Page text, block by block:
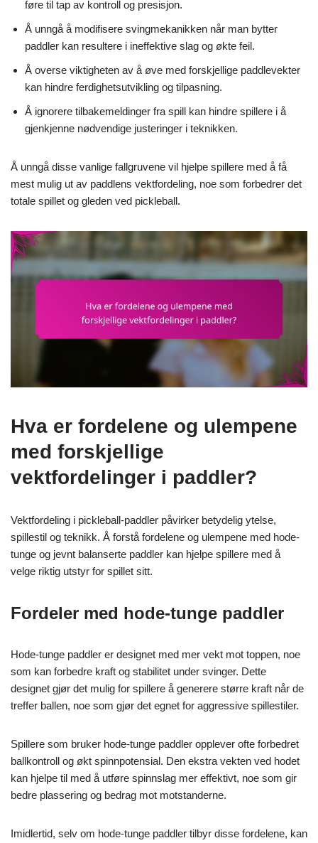
føre til tap av kontroll og presisjon.
Å unngå å modifisere svingmekanikken når man bytter
paddler kan resultere i ineffektive slag og økte feil.
Å overse viktigheten av å øve med forskjellige paddlevekter
kan hindre ferdighetsutvikling og tilpasning.
Å ignorere tilbakemeldinger fra spill kan hindre spillere i å
gjenkjenne nødvendige justeringer i teknikken.
Å unngå disse vanlige fallgruvene vil hjelpe spillere med å få
mest mulig ut av paddlens vektfordeling, noe som forbedrer det
totale spillet og gleden ved pickleball.
Hva er fordelene og ulempene
med forskjellige
vektfordelinger i paddler?
Vektfordeling i pickleball-paddler påvirker betydelig ytelse,
spillestil og teknikk. Å forstå fordelene og ulempene med hode-
tunge og jevnt balanserte paddler kan hjelpe spillere med å
velge riktig utstyr for spillet sitt.
Fordeler med hode-tunge paddler
Hode-tunge paddler er designet med mer vekt mot toppen, noe
som kan forbedre kraft og stabilitet under svinger. Dette
designet gjør det mulig for spillere å generere større kraft når de
treffer ballen, noe som gjør det egnet for aggressive spillestiler.
Spillere som bruker hode-tunge paddler opplever ofte forbedret
ballkontroll og økt spinnpotensial. Den ekstra vekten ved hodet
kan hjelpe til med å utføre spinnslag mer effektivt, noe som gir
bedre plassering og bedrag mot motstanderne.
Imidlertid, selv om hode-tunge paddler tilbyr disse fordelene, kan